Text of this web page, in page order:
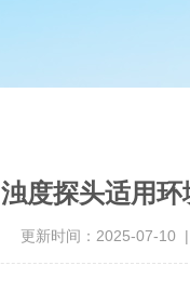
浊度探头适用
更新时间：2025-07-10